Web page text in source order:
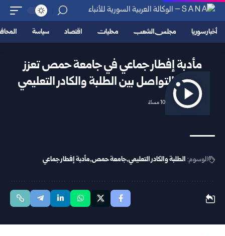
أخبار سوريا مجلس الشعب محليات اقتصاد سياسة
مأدبة إفطار جماعي في جامعة حمص تعزز
الألفة والتواصل بين الطلبة والكادر التعليمي
2026/03/06 10:16 مساءً
الوسوم: الطلبة والكادر التعليمي جامعة حمص مأدبة إفطار جماعي